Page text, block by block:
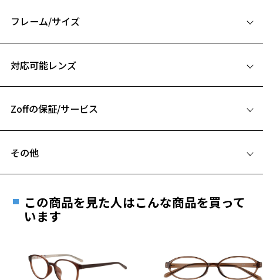
こちら
男女兼用でお使いいただけます。
VOKUMINOUS 特集ページをみる
※柄や色味の出方に個体差があり、画像と異なる場合がございます。
フレーム/サイズ
B ブリッジ(鼻部分)の横幅：19mm
対応可能レンズ
フレームとレンズの合計料金を知りたい方へ
Zoffの保証/サービス
安心1 フレーム１年間品質保証
きます。
※保証期間内に交換が行われた場合、保証期間は初期の期間から
その他
ご希望のお客さまは、「レンズ交換券」をお選びのうえ、
最寄りのZoff実店舗にてレンズをお買い求めください。
※サングラスやパッケージ品では「レンズ交換券」はお選び
談ください。
この商品を見た人はこんな商品を買って
います